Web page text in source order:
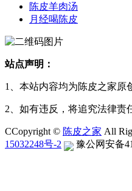
陈皮羊肉汤
月经喝陈皮
站点声明：
1、本站内容均为陈皮之家原
2、如有违反，将追究法律责
CCopyright © 陈皮之家 All
15032248号-2
豫公网安备